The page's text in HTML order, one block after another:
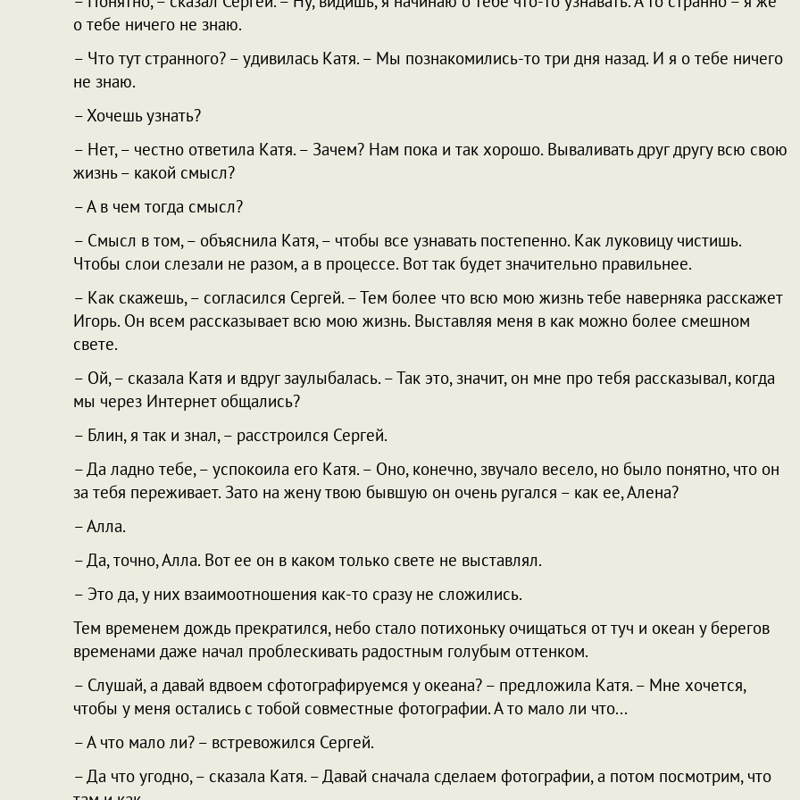
о тебе ничего не знаю.
– Что тут странного? – удивилась Катя. – Мы познакомились-то три дня назад. И я о тебе ничего
не знаю.
– Хочешь узнать?
– Нет, – честно ответила Катя. – Зачем? Нам пока и так хорошо. Вываливать друг другу всю свою
жизнь – какой смысл?
– А в чем тогда смысл?
– Смысл в том, – объяснила Катя, – чтобы все узнавать постепенно. Как луковицу чистишь.
Чтобы слои слезали не разом, а в процессе. Вот так будет значительно правильнее.
– Как скажешь, – согласился Сергей. – Тем более что всю мою жизнь тебе наверняка расскажет
Игорь. Он всем рассказывает всю мою жизнь. Выставляя меня в как можно более смешном
свете.
– Ой, – сказала Катя и вдруг заулыбалась. – Так это, значит, он мне про тебя рассказывал, когда
мы через Интернет общались?
– Блин, я так и знал, – расстроился Сергей.
– Да ладно тебе, – успокоила его Катя. – Оно, конечно, звучало весело, но было понятно, что он
за тебя переживает. Зато на жену твою бывшую он очень ругался – как ее, Алена?
– Алла.
– Да, точно, Алла. Вот ее он в каком только свете не выставлял.
– Это да, у них взаимоотношения как-то сразу не сложились.
Тем временем дождь прекратился, небо стало потихоньку очищаться от туч и океан у берегов
временами даже начал проблескивать радостным голубым оттенком.
– Слушай, а давай вдвоем сфотографируемся у океана? – предложила Катя. – Мне хочется,
чтобы у меня остались с тобой совместные фотографии. А то мало ли что...
– А что мало ли? – встревожился Сергей.
– Да что угодно, – сказала Катя. – Давай сначала сделаем фотографии, а потом посмотрим, что